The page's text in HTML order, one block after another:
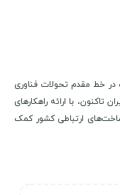
بسته ما را با تمام
در خط مقدم تحولات فناوری
تاکنون، با ارائه راهکارهای
ارتباطی کشور کمک